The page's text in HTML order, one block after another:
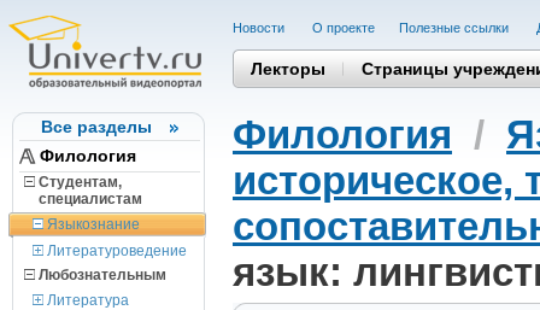
Все разделы
Филология
Студентам,
cпециалистам
Языкознание
Литературоведение
Любознательным
Литература
Новости О проекте Полезные cсылки
Лекторы Страницы
Филология /
историческое,
язык: